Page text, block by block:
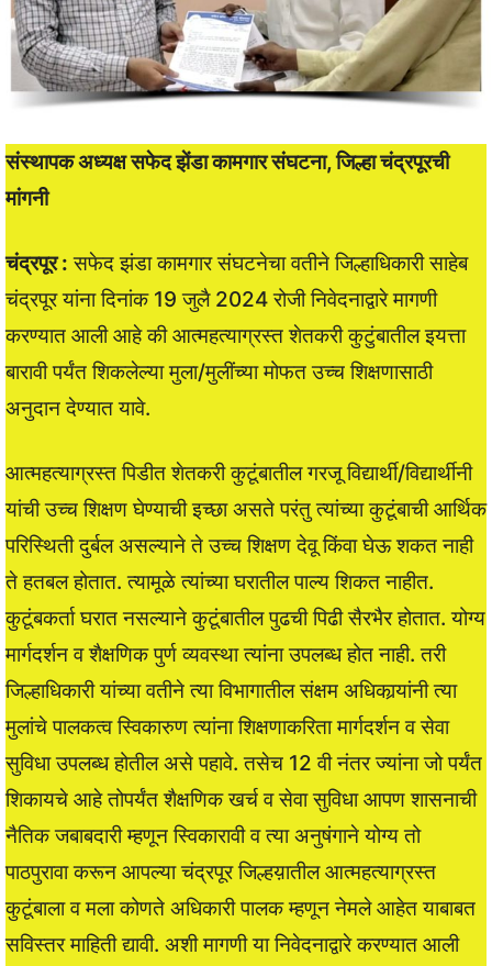
संस्थापक अध्यक्ष सफेद झेंडा कामगार संघटना, जिल्हा चंद्रपूरची
मांगनी
चंद्रपूर : सफेद झंडा कामगार संघटनेचा वतीने जिल्हाधिकारी साहेब
चंद्रपूर यांना दिनांक 19 जुलै 2024 रोजी निवेदनाद्वारे मागणी
करण्यात आली आहे की आत्महत्याग्रस्त शेतकरी कुटुंबातील इयत्ता
बारावी पर्यंत शिकलेल्या मुला/मुलींच्या मोफत उच्च शिक्षणासाठी
अनुदान देण्यात यावे.
आत्महत्याग्रस्त पिडीत शेतकरी कुटूंबातील गरजू विद्यार्थी/विद्यार्थीनी
यांची उच्च शिक्षण घेण्याची इच्छा असते परंतु त्यांच्या कुटूंबाची आर्थिक
परिस्थिती दुर्बल असल्याने ते उच्च शिक्षण देवू किंवा घेऊ शकत नाही
ते हतबल होतात. त्यामूळे त्यांच्या घरातील पाल्य शिकत नाहीत.
कुटूंबकर्ता घरात नसल्याने कुटूंबातील पुढची पिढी सैरभैर होतात. योग्य
मार्गदर्शन व शैक्षणिक पुर्ण व्यवस्था त्यांना उपलब्ध होत नाही. तरी
जिल्हाधिकारी यांच्या वतीने त्या विभागातील संक्षम अधिकार्‍यांनी त्या
मुलांचे पालकत्व स्विकारुण त्यांना शिक्षणाकरिता मार्गदर्शन व सेवा
सुविधा उपलब्ध होतील असे पहावे. तसेच 12 वी नंतर ज्यांना जो पर्यंत
शिकायचे आहे तोपर्यंत शैक्षणिक खर्च व सेवा सुविधा आपण शासनाची
नैतिक जबाबदारी म्हणून स्विकारावी व त्या अनुषंगाने योग्य तो
पाठपुरावा करून आपल्या चंद्रपूर जिल्हय़ातील आत्महत्याग्रस्त
कुटूंबाला व मला कोणते अधिकारी पालक म्हणून नेमले आहेत याबाबत
सविस्तर माहिती द्यावी. अशी मागणी या निवेदनाद्वारे करण्यात आली